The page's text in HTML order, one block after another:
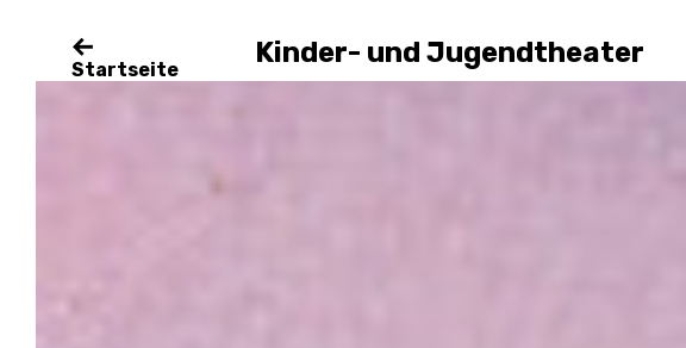
Startseite
Kinder- und Jugendtheater
27. Mai 2020 von Janina Mendroch